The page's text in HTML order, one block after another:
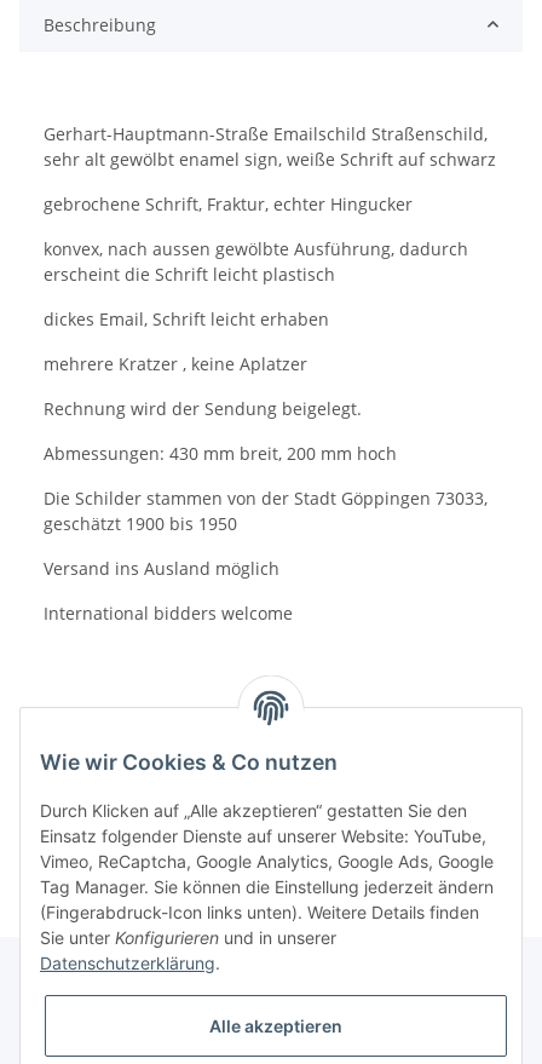
Beschreibung
Gerhart-Hauptmann-Straße Emailschild Straßenschild,
sehr alt gewölbt enamel sign, weiße Schrift auf schwarz
gebrochene Schrift, Fraktur, echter Hingucker
konvex, nach aussen gewölbte Ausführung, dadurch
erscheint die Schrift leicht plastisch
dickes Email, Schrift leicht erhaben
mehrere Kratzer , keine Aplatzer
Rechnung wird der Sendung beigelegt.
Abmessungen: 430 mm breit, 200 mm hoch
Die Schilder stammen von der Stadt Göppingen 73033,
geschätzt 1900 bis 1950
Versand ins Ausland möglich
International bidders welcome
Frage zum Artikel
Gesetzliche Informationen
Wie wir Cookies & Co nutzen
Durch Klicken auf „Alle akzeptieren“ gestatten Sie den
Einsatz folgender Dienste auf unserer Website: YouTube,
Vimeo, ReCaptcha, Google Analytics, Google Ads, Google
Tag Manager. Sie können die Einstellung jederzeit ändern
(Fingerabdruck-Icon links unten). Weitere Details finden
Sie unter Konfigurieren und in unserer
Datenschutzerklärung.
Alle akzeptieren